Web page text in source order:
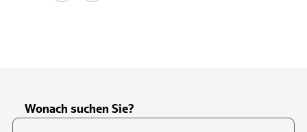
Wonach suchen Sie?
Suchfeld